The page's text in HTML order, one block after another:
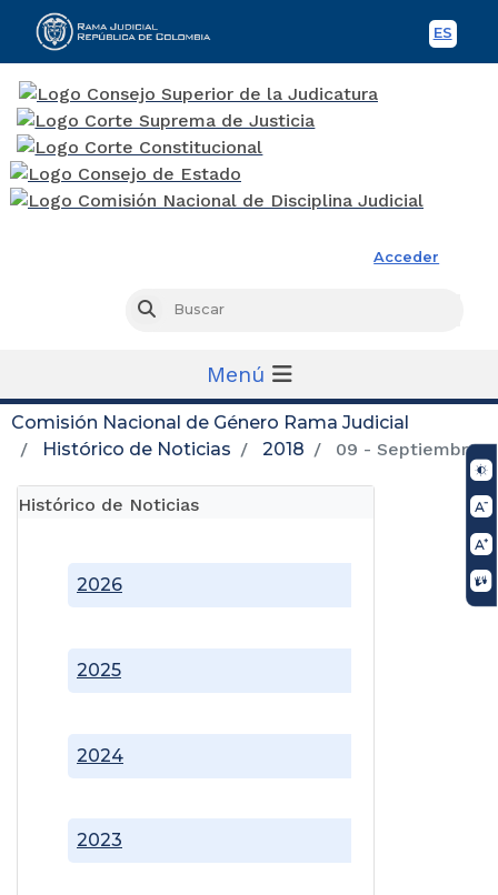
ES
Acceder
Buscar
Menú
Comisión Nacional de Género Rama Judicial
Histórico de Noticias
2018 09 - Septiembre
Histórico de Noticias
2023
2024
2025
2026